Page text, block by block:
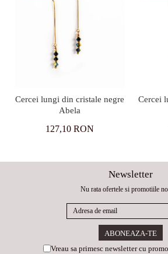
Cercei lungi din cristale negre
Abela
127,10 RON
Cercei
Newsletter
Nu rata ofertele si promotiile
Vreau sa primesc newsletter cu